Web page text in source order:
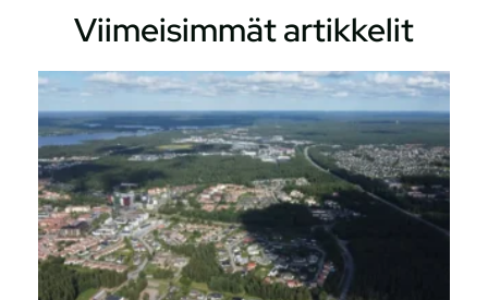
Viimeisimmät artikkelit